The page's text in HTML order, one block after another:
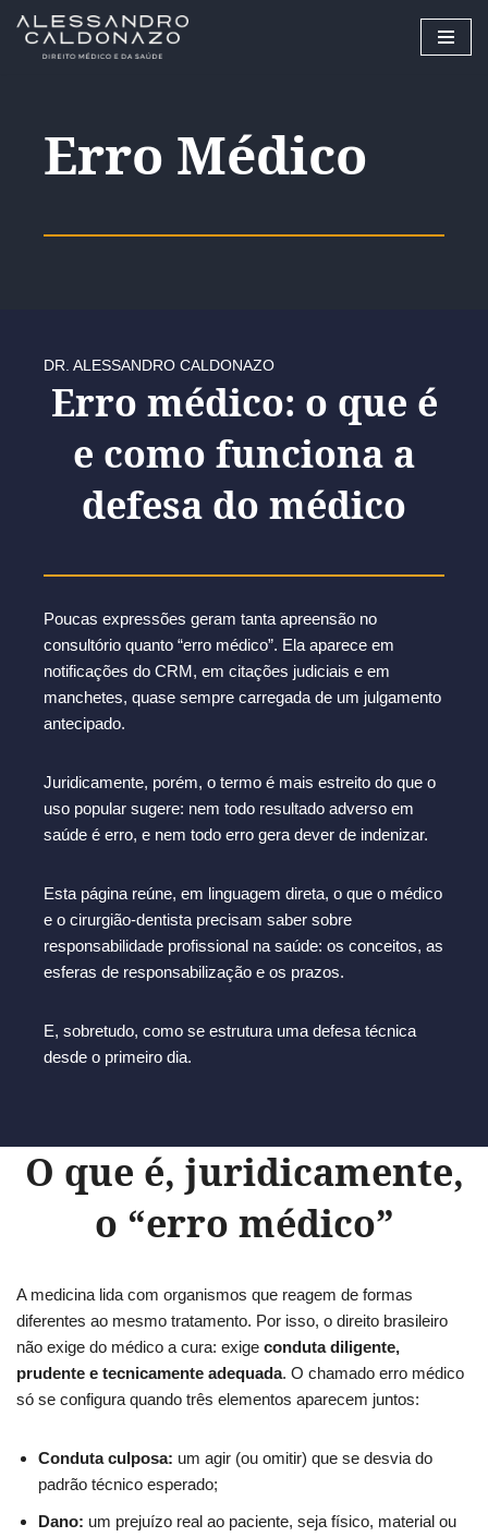
Pular
conteúdo
Erro Médico
DR. ALESSANDRO CALDONAZO
Erro médico: o que é
e como funciona a
defesa do médico
Poucas expressões geram tanta apreensão no
consultório quanto “erro médico”. Ela aparece em
notificações do CRM, em citações judiciais e em
manchetes, quase sempre carregada de um julgamento
antecipado.
Juridicamente, porém, o termo é mais estreito do que o
uso popular sugere: nem todo resultado adverso em
saúde é erro, e nem todo erro gera dever de indenizar.
Esta página reúne, em linguagem direta, o que o médico
e o cirurgião-dentista precisam saber sobre
responsabilidade profissional na saúde: os conceitos, as
esferas de responsabilização e os prazos.
E, sobretudo, como se estrutura uma defesa técnica
desde o primeiro dia.
O que é, juridicamente,
o “erro médico”
A medicina lida com organismos que reagem de formas
diferentes ao mesmo tratamento. Por isso, o direito brasileiro
não exige do médico a cura: exige conduta diligente,
prudente e tecnicamente adequada. O chamado erro médico
só se configura quando três elementos aparecem juntos:
Conduta culposa: um agir (ou omitir) que se desvia do
padrão técnico esperado;
Dano: um prejuízo real ao paciente, seja físico, material ou